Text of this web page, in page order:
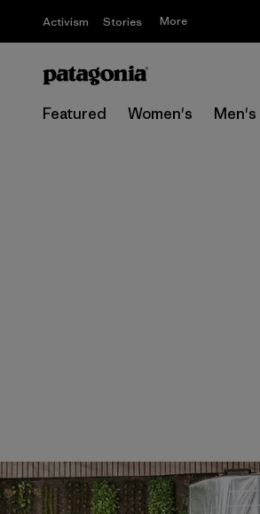
Activism Stories More
Featured Women's Men's